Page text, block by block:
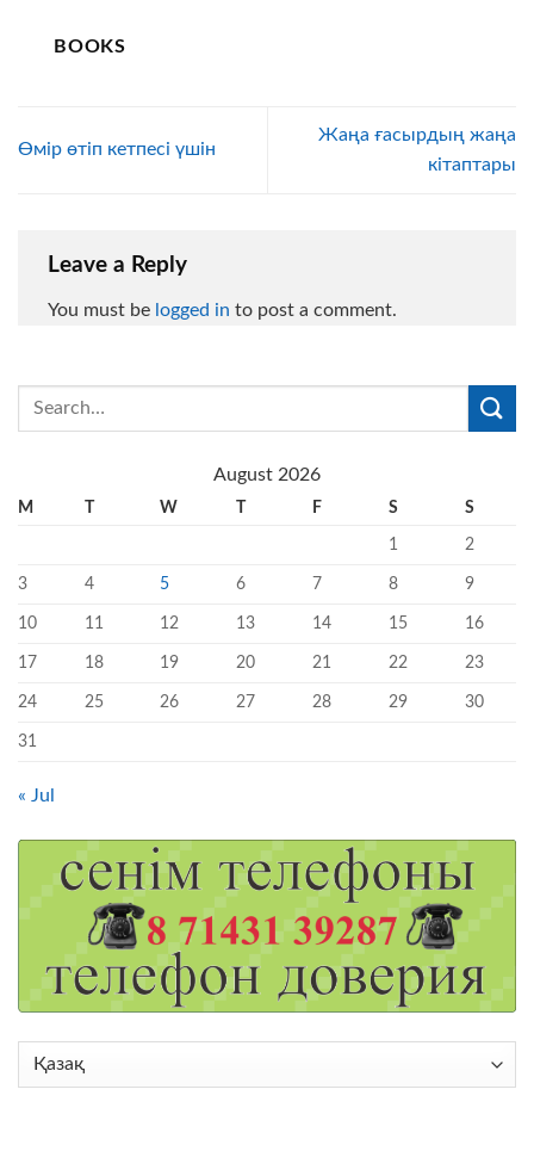
BOOKS
Өмір өтіп кетпесі үшін
Жаңа ғасырдың жаңа
кітаптары
Leave a Reply
You must be logged in to post a comment.
August 2026
M T W T F S S
1 2
3 4 5 6 7 8 9
10 11 12 13 14 15 16
17 18 19 20 21 22 23
24 25 26 27 28 29 30
31
« Jul
Choose